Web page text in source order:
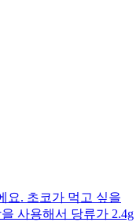
요. 초코가 먹고 싶을
사용해서 당류가 2.4g